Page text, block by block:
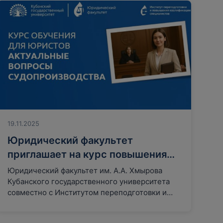
19.11.2025
Юридический факультет
приглашает на курс повышения
квалификации
Юридический факультет им. А.А. Хмырова
Кубанского государственного университета
совместно с Институтом переподготовки и